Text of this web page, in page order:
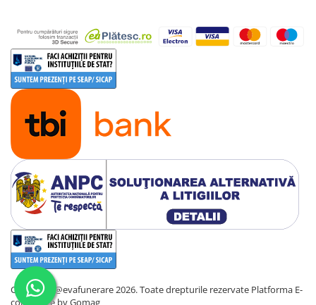
Copyright @evafunerare 2026. Toate drepturile rezervate Platforma E-
commerce by Gomag